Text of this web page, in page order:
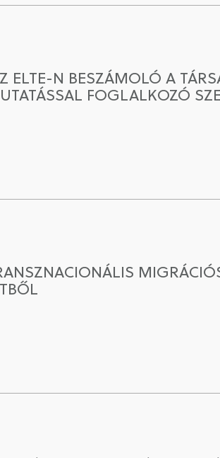
ELTE-N BESZÁMOLÓ A
FOGLALKOZÓ